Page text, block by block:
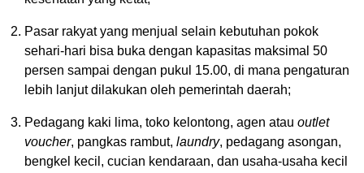
Pasar rakyat yang menjual selain kebutuhan pokok
sehari-hari bisa buka dengan kapasitas maksimal 50
persen sampai dengan pukul 15.00, di mana pengaturan
lebih lanjut dilakukan oleh pemerintah daerah;
Pedagang kaki lima, toko kelontong, agen atau outlet
voucher, pangkas rambut, laundry, pedagang asongan,
bengkel kecil, cucian kendaraan, dan usaha-usaha kecil